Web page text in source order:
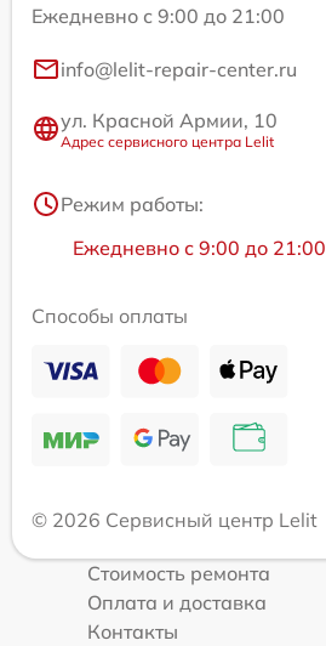
Ежедневно с 9:00 до 21:00
info@lelit-repair-center.ru
ул. Красной Армии, 10
Адрес сервисного центра Lelit
Режим работы:
Ежедневно с 9:00 до 21:00
Способы оплаты
© 2026 Сервисный центр Lelit
Стоимость ремонта
Оплата и доставка
Контакты